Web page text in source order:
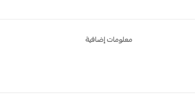
معلومات إضافية